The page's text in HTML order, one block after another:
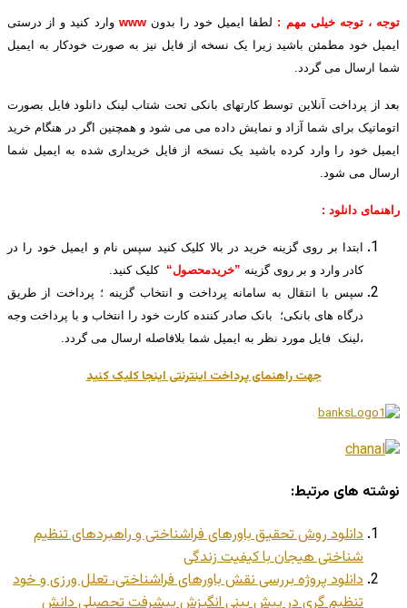
توجه ، توجه خیلی مهم : لطفا ایمیل خود را بدون www وارد کنید و از درستی
ایمیل خود مطمئن باشید زیرا یک نسخه از فایل نیز به صورت خودکار به ایمیل
شما ارسال می گردد.
بعد از پرداخت آنلاین توسط کارتهای بانکی تحت شتاب لینک دانلود فایل بصورت
اتوماتیک برای شما آزاد و نمایش داده می می شود و همچنین اگر در هنگام خرید
ایمیل خود را وارد کرده باشید یک نسخه از فایل خریداری شده به ایمیل شما
ارسال می شود.
راهنمای دانلود :
ابتدا بر روی گزینه خرید در بالا کلیک کنید سپس نام و ایمیل خود را در
کادر وارد و بر روی گزینه ”خریدمحصول“ کلیک کنید.
سپس با انتقال به سامانه پرداخت و انتخاب گزینه ؛ پرداخت از طریق
درگاه های بانکی؛ بانک صادر کننده کارت خود را انتخاب و با پرداخت وجه
،لینک فایل مورد نظر به ایمیل شما بلافاصله ارسال می گردد.
جهت راهنمای پرداخت اینترنتی اینجا کلیک کنید
نوشته های مرتبط:
دانلود روش تحقیق باورهای فراشناختی و راهبردهای تنظیم
شناختی هیجان با کیفیت زندگی
دانلود پروژه بررسی نقش باورهای فراشناختی، تعلل ورزی و خود
تنظیم گری در پیش بینی انگیزش پیشرفت تحصیلی دانش